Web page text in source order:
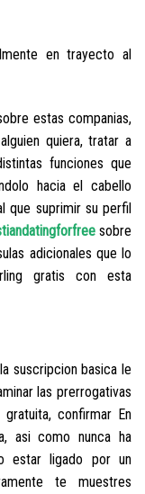
en trayecto al
estas companias,
quiera, tratar a
funciones que
hacia el cabello
que suprimir su perfil
sobre
adicionales que lo
gratis con esta
suscripcion basica le
las prerrogativas
confirmar En
asi­ como nunca ha
estar ligado por un
te muestres